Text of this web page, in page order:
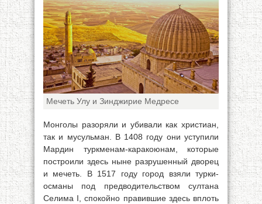
Мечеть Улу и Зинджирие Медресе
Монголы разоряли и убивали как христиан,
так и мусульман. В 1408 году они уступили
Мардин туркменам-каракоюнам, которые
построили здесь ныне разрушенный дворец
и мечеть. В 1517 году город взяли турки-
османы под предводительством султана
Селима I, спокойно правившие здесь вплоть